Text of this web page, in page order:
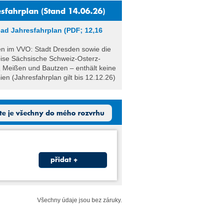
(Stand 14.06.26)
Jahresfahrplan (PDF; 12,16
im VVO: Stadt Dresden sowie die
Sächsische Schweiz-Osterz­
Meißen und Bautzen – enthält keine
(Jahresfahrplan gilt bis 12.12.26)
je všechny do mého rozvrhu
přidat +
Všechny údaje jsou bez záruky.